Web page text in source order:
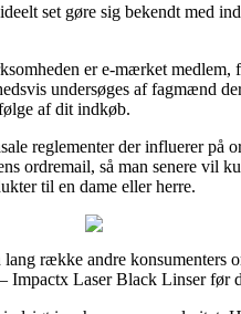
set gøre sig bekendt med
er e-mærket medlem,
undersøges af fagmænd
af dit indkøb.
reglementer der influerer på
ordremail, så man senere vil
til en dame eller herre.
række andre konsumenters
Laser Black Linser før